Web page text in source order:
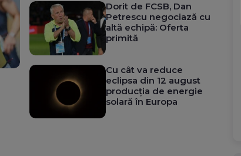
Dorit de FCSB, Dan
Petrescu negociază cu
altă echipă: Oferta
primită
Cu cât va reduce
eclipsa din 12 august
producția de energie
solară în Europa